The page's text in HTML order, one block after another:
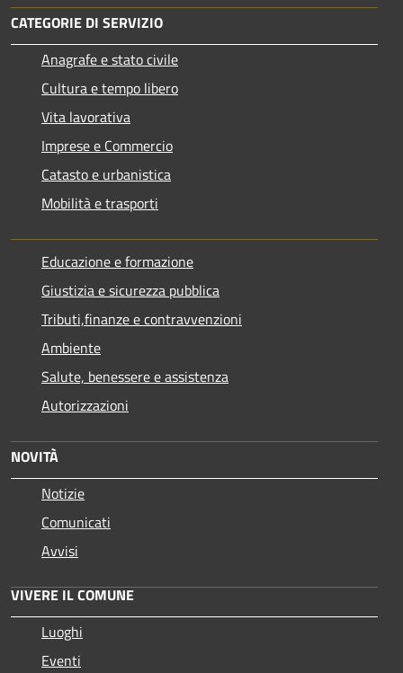
CATEGORIE DI SERVIZIO
Anagrafe e stato civile
Cultura e tempo libero
Vita lavorativa
Imprese e Commercio
Catasto e urbanistica
Mobilità e trasporti
Educazione e formazione
Giustizia e sicurezza pubblica
Tributi,finanze e contravvenzioni
Ambiente
Salute, benessere e assistenza
Autorizzazioni
NOVITÀ
Notizie
Comunicati
Avvisi
VIVERE IL COMUNE
Luoghi
Eventi